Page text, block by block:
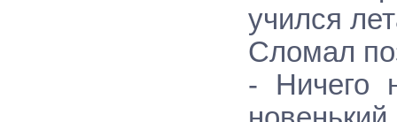
учился
Сломал
- Ничего